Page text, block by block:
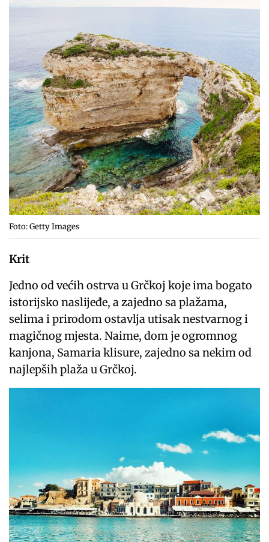
Foto: Getty Images
Krit
Jedno od većih ostrva u Grčkoj koje ima bogato
istorijsko naslijeđe, a zajedno sa plažama,
selima i prirodom ostavlja utisak nestvarnog i
magičnog mjesta. Naime, dom je ogromnog
kanjona, Samaria klisure, zajedno sa nekim od
najlepših plaža u Grčkoj.